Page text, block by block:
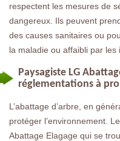
respectent les mesures de
dangereux. Ils peuvent
des causes sanitaires ou
la maladie ou affaibli par les
Paysagiste LG
réglementations à
L’abattage d’arbre, en
protéger l’environnement.
Abattage Elagage qui se